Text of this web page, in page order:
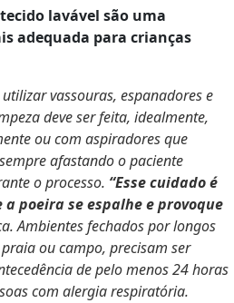
lavável são uma
adequada para crianças
vassouras, espanadores e
deve ser feita, idealmente,
ou com aspiradores que
afastando o paciente
o processo. “Esse cuidado é
poeira se espalhe e provoque
Ambientes fechados por longos
ou campo, precisam ser
de pelo menos 24 horas
com alergia respiratória.